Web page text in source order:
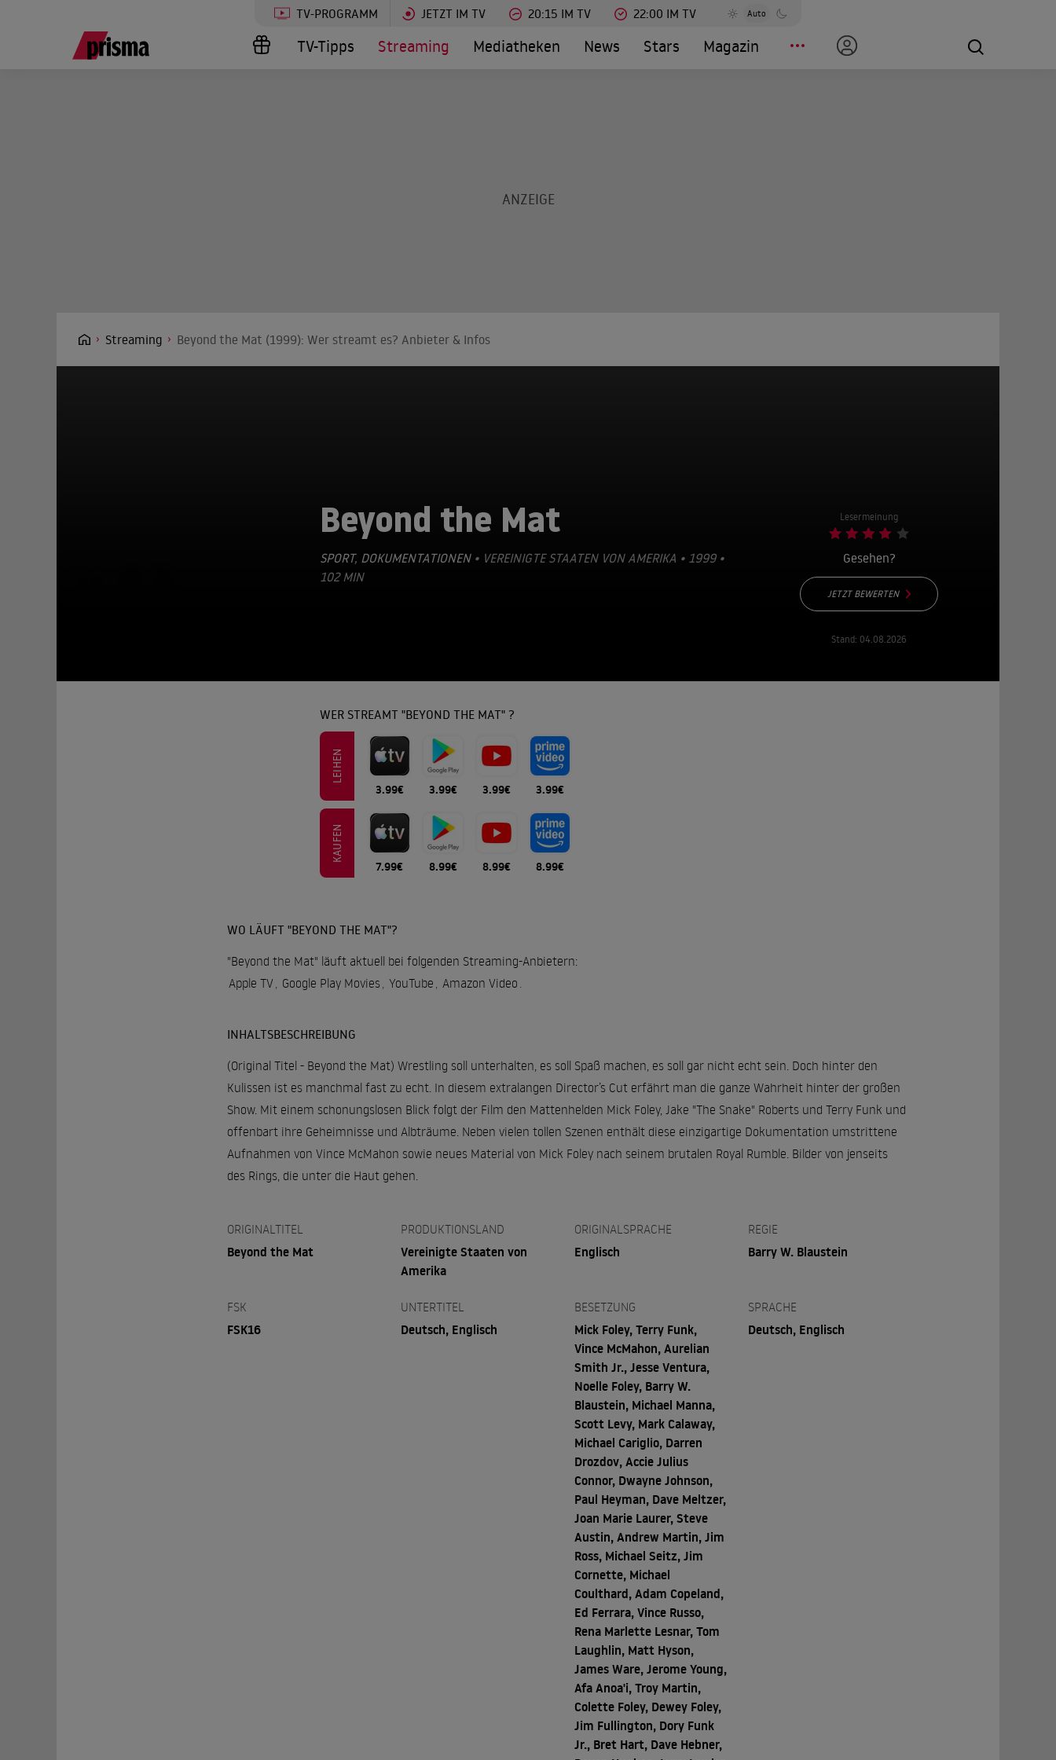
TV-PROGRAMM JETZT IM TV 20:15 IM TV 22:00 IM TV Auto
TV-Tipps Streaming Mediatheken News Stars Magazin
Streaming Beyond the Mat (1999): Wer streamt es? Anbieter & Infos
Beyond the Mat
SPORT, DOKUMENTATIONEN• VEREINIGTE STAATEN VON AMERIKA • 1999 •
102 MIN
Lesermeinung
Gesehen?
JETZT BEWERTEN
Stand: 04.08.2026
WER STREAMT "BEYOND THE MAT" ?
LEIHEN
3.99€ 3.99€ 3.99€ 3.99€
KAUFEN
7.99€ 8.99€ 8.99€ 8.99€
WO LÄUFT "BEYOND THE MAT"?
"Beyond the Mat" läuft aktuell bei folgenden Streaming-Anbietern:
Apple TV, Google Play Movies, YouTube , Amazon Video .
INHALTSBESCHREIBUNG
(Original Titel - Beyond the Mat) Wrestling soll unterhalten, es soll Spaß machen, es soll gar nicht echt sein. Doch hinter den
Kulissen ist es manchmal fast zu echt. In diesem extralangen Director’s Cut erfährt man die ganze Wahrheit hinter der großen
Show. Mit einem schonungslosen Blick folgt der Film den Mattenhelden Mick Foley, Jake "The Snake" Roberts und Terry Funk und
offenbart ihre Geheimnisse und Albträume. Neben vielen tollen Szenen enthält diese einzigartige Dokumentation umstrittene
Aufnahmen von Vince McMahon sowie neues Material von Mick Foley nach seinem brutalen Royal Rumble. Bilder von jenseits
des Rings, die unter die Haut gehen.
ORIGINALTITEL
Beyond the Mat
PRODUKTIONSLAND
Vereinigte Staaten von
Amerika
ORIGINALSPRACHE
Englisch
REGIE
Barry W. Blaustein
FSK
FSK16
UNTERTITEL
Deutsch, Englisch
BESETZUNG
Mick Foley, Terry Funk,
Vince McMahon, Aurelian
Smith Jr., Jesse Ventura,
Noelle Foley, Barry W.
Blaustein, Michael Manna,
Scott Levy, Mark Calaway,
Michael Cariglio, Darren
Drozdov, Accie Julius
Connor, Dwayne Johnson,
Paul Heyman, Dave Meltzer,
Joan Marie Laurer, Steve
Austin, Andrew Martin, Jim
Ross, Michael Seitz, Jim
Cornette, Michael
Coulthard, Adam Copeland,
Ed Ferrara, Vince Russo,
Rena Marlette Lesnar, Tom
Laughlin, Matt Hyson,
James Ware, Jerome Young,
Afa Anoa'i, Troy Martin,
Colette Foley, Dewey Foley,
Jim Fullington, Dory Funk
Jr., Bret Hart, Dave Hebner,
SPRACHE
Deutsch, Englisch